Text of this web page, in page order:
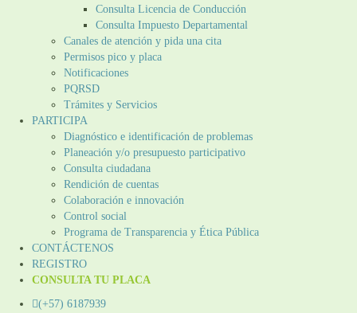
Consulta Licencia de Conducción
Consulta Impuesto Departamental
Canales de atención y pida una cita
Permisos pico y placa
Notificaciones
PQRSD
Trámites y Servicios
PARTICIPA
Diagnóstico e identificación de problemas
Planeación y/o presupuesto participativo​
Consulta ciudadana
Rendición de cuentas
Colaboración e innovación
Control social
Programa de Transparencia y Ética Pública
CONTÁCTENOS
REGISTRO
CONSULTA TU PLACA
(+57) 6187939